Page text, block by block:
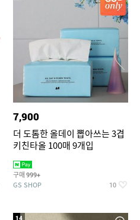
7,900
더 도톰한 올데이 뽑아쓰는 3겹
키친타올 100매 9개입
구매 999+
GS SHOP 10
14